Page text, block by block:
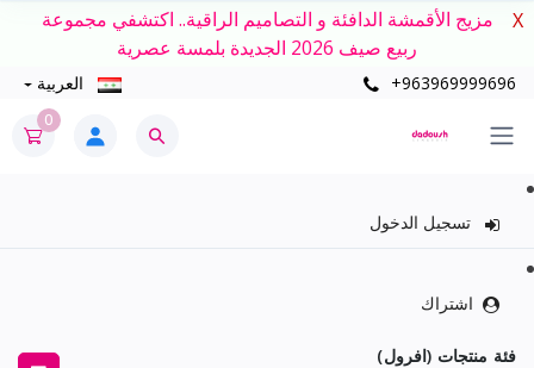
مزيج الأقمشة الدافئة و التصاميم الراقية.. اكتشفي مجموعة
ربيع صيف 2026 الجديدة بلمسة عصرية
X
+963969999696 العربية
0
تسجيل الدخول
اشتراك
فئة منتجات (افرول)